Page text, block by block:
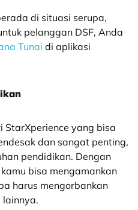
di situasi serupa,
pelanggan DSF, Anda
Tunai di aplikasi
StarXperience yang bisa
dan sangat penting,
pendidikan. Dengan
kamu bisa mengamankan
harus mengorbankan
lainnya.